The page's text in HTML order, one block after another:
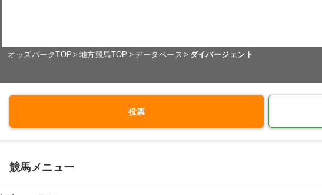
オッズパークTOP 地方競馬TOP データベース ダイバージェント
投票
競馬メニュー